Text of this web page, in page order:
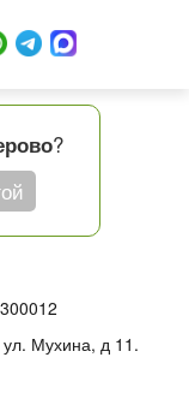
?
Мухина, д 11.